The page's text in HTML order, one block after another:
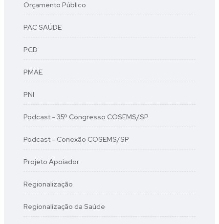
Orçamento Público
PAC SAÚDE
PCD
PMAE
PNI
Podcast - 35º Congresso COSEMS/SP
Podcast - Conexão COSEMS/SP
Projeto Apoiador
Regionalização
Regionalização da Saúde